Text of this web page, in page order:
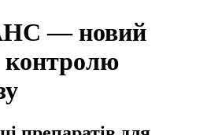
— новий
контролю